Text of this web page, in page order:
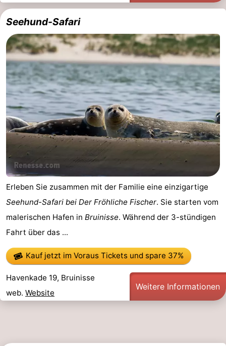
Kust
’t
Hof
van
Haamstede
Hotels
Zimmer
(mit
Frühstück)
Lastminutes
Strand
Sehen
&
-
Museen
Denkmäler
-
Mühlen
-
Aussichtspunkte
Attraktionen
Rundfahrten
-
Spielplätze
-
Seehund-Safari
Erleben Sie zusammen mit der Familie eine einzigartige
Seehund-Safari bei Der Fröhliche Fischer. Sie starten vom
malerischen Hafen in Bruinisse. Während der 3-stündigen
Fahrt über das ...
Kauf jetzt im Voraus Tickets und spare 37%
Havenkade 19, Bruinisse
web. Website
Weitere Informationen